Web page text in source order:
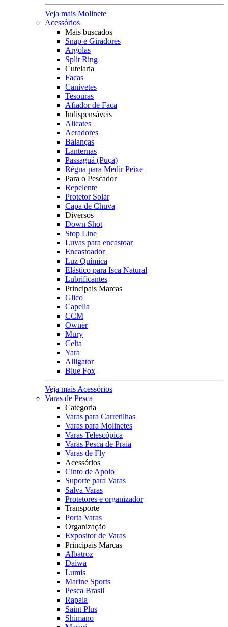
Veja mais Molinete
Acessórios
Mais buscados
Snap e Giradores
Argolas
Split Ring
Cutelaria
Facas
Canivetes
Tesouras
Afiador de Faca
Indispensáveis
Alicates
Aeradores
Balanças
Lanternas
Passaguá (Puça)
Régua para Medir Peixe
Para o Pescador
Repelente
Protetor Solar
Capa de Chuva
Diversos
Down Shot
Stop Line
Luvas para encastoar
Encastoador
Luz Química
Elástico para Isca Natural
Lubrificantes
Principais Marcas
Glico
Capella
CCM
Owner
Mury
Celta
Yara
Alligator
Blue Fox
Veja mais Acessórios
Varas de Pesca
Categoria
Varas para Carretilhas
Varas para Molinetes
Varas Telescópica
Varas Pesca de Praia
Varas de Fly
Acessórios
Cinto de Apoio
Suporte para Varas
Salva Varas
Protetores e organizador
Transporte
Porta Varas
Organização
Expositor de Varas
Principais Marcas
Albatroz
Daiwa
Lumis
Marine Sports
Pesca Brasil
Rapala
Saint Plus
Shimano